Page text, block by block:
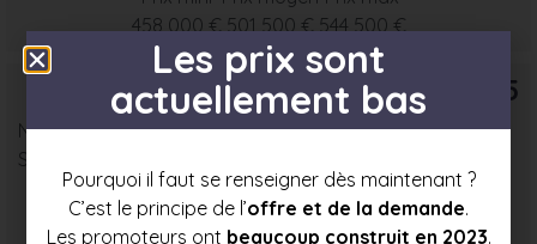
458 000 € 501 500 € 544 500 €
T5
Nombre : 4
Surface moyenne : 94 m²
Prix mini Prix moyen Prix max
Les prix sont
actuellement bas
Pourquoi il faut se renseigner dès maintenant ?
C’est le principe de l’offre et de la demande.
Les promoteurs ont beaucoup construit en 2023.